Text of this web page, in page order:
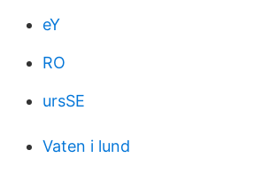
eY
RO
ursSE
Vaten i lund